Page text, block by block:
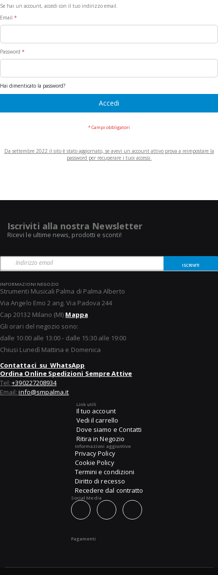
Se hai un account, accedi con il tuo indirizzo email.
Email
Password
Hai dimenticato la password?
Accedi
Da settembre 2022 il sito è stato aggiornato, se avevi un account attivo prova a reimpostare la
password per recuperare i tuoi accessi.
Iscriviti alla nostra Newsletter
Ricevi le ultime news, prodotti e sconti!
ISCRIVITI
INFORMAZIONI NEGOZIO
Strumenti Musicali Palma di Palma Alberto
Via Angelo Emo 2 ang. Via Padova 244
Cap 20132 Milano (MI) Mappa
Gli orari del negozio sono:
dalle 10:00 alle 13:00 - dalle 15:30 alle 19:00
Chiusi Lunedì Mattina e Domenica
Contattaci su WhatsApp
Ordina Online Spedizioni Sempre Attive
Tel:+390227208934
Email:info@smpalma.it
Link utili
Il tuo account
Vedi il carrello
Dove siamo e Contatti
Ritira in Negozio
Informazioni aggiuntive
Privacy Policy
Cookie Policy
Termini e condizioni
Diritto di recesso
Recedere dal contratto
Social Media
Pagamenti